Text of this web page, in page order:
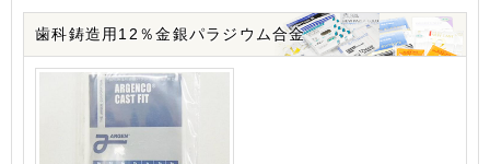
歯科鋳造用12％金銀パラジウム合金